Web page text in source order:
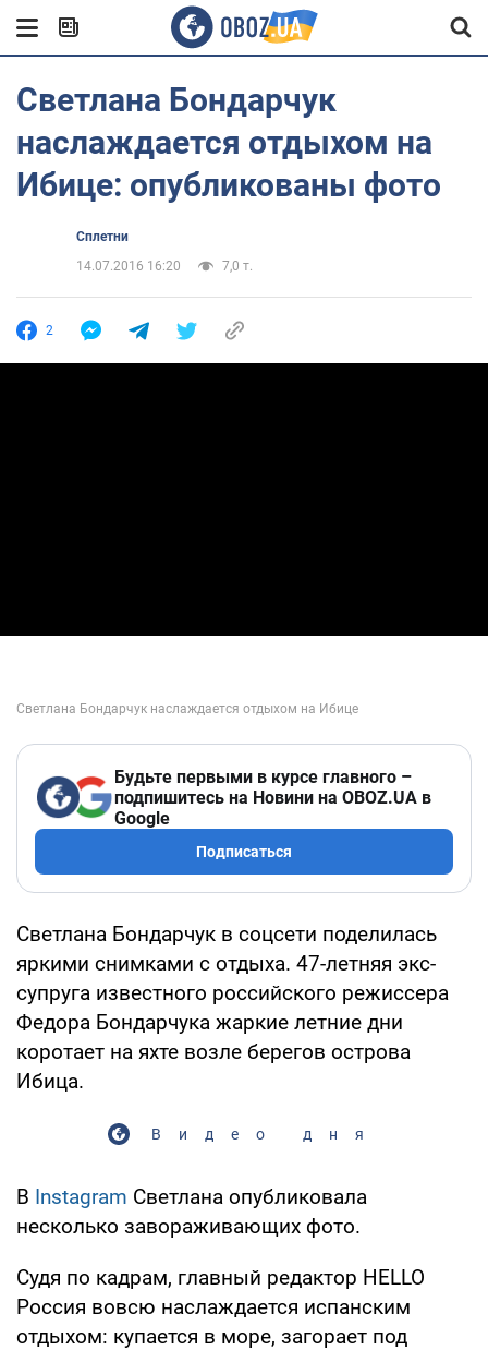
Светлана Бондарчук
наслаждается отдыхом на
Ибице: опубликованы фото
Сплетни
14.07.2016 16:20
7,0 т.
2
Будьте первыми в курсе главного –
подпишитесь на Новини на OBOZ.UA в
Google
Подписаться
Светлана Бондарчук в соцсети поделилась
яркими снимками с отдыха. 47-летняя экс-
супруга известного российского режиссера
Федора Бондарчука жаркие летние дни
коротает на яхте возле берегов острова
Ибица.
Видео дня
В Instagram Светлана опубликовала
несколько завораживающих фото.
Судя по кадрам, главный редактор HELLO
Россия вовсю наслаждается испанским
отдыхом: купается в море, загорает под